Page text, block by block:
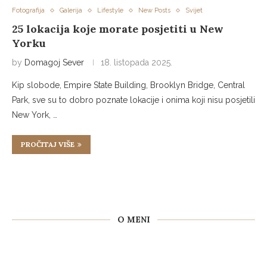
Fotografija Galerija Lifestyle New Posts Svijet
25 lokacija koje morate posjetiti u New
Yorku
by Domagoj Sever 18. listopada 2025.
Kip slobode, Empire State Building, Brooklyn Bridge, Central
Park, sve su to dobro poznate lokacije i onima koji nisu posjetili
New York, …
PROČITAJ VIŠE
O MENI